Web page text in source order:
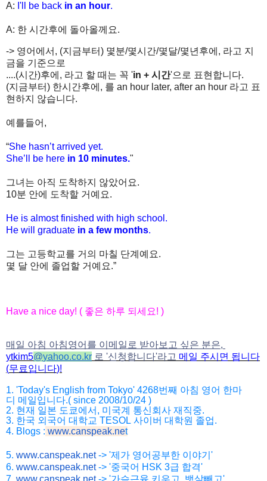
A: I'll be back in an hour.
A: 한 시간후에 돌아올께요.
-> 영어에서, (지금부터) 몇분/몇시간/몇달/몇년후에, 라고 지
금을 기준으로
....(시간)후에, 라고 할 때는 꼭 'in + 시간'으로 표현합니다.
(지금부터) 한시간후에, 를 an hour later, after an hour 라고 표
현하지 않습니다.
예를들어,
“She hasn’t arrived yet.
She’ll be here in 10 minutes."
그녀는 아직 도착하지 않았어요.
10분 안에 도착할 거예요.
He is almost finished with high school.
He will graduate in a few months.
그는 고등학교를 거의 마칠 단계예요.
몇 달 안에 졸업할 거예요.”
Have a nice day! ( 좋은 하루 되세요! )
매일 아침 아침영어를 이메일로 받아보고 싶은 분은,
ytkim5@yahoo.co.kr 로 '신청합니다'라고 메일 주시면 됩니다
(무료입니다)!
1. 'Today's English from Tokyo' 4268번째 아침 영어 한마
디 메일입니다.( since 2008/10/24 )
2. 현재 일본 도쿄에서 , 미국계 통신회사 재직중.
3. 한국 외국어 대학교 TESOL 사이버 대학원 졸업.
4. Blogs : www.canspeak.net
5. www.canspeak.net-> '제가 영어공부한 이야기'
6. www.canspeak.net-> '중국어 HSK 3급 합격'